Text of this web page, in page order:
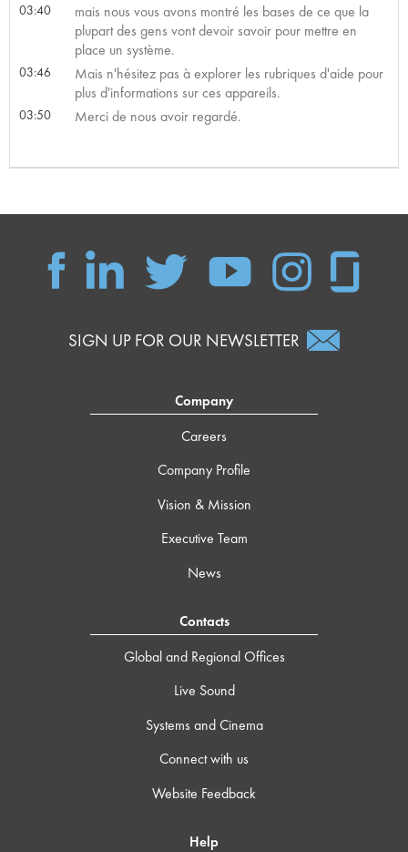
03:40
mais nous vous avons montré les bases de ce que la
plupart des gens vont devoir savoir pour mettre en
place un système.
03:46
Mais n'hésitez pas à explorer les rubriques d'aide pour
plus d'informations sur ces appareils.
03:50 Merci de nous avoir regardé.
SIGN UP FOR OUR NEWSLETTER
Company
Careers
Company Profile
Vision & Mission
Executive Team
News
Contacts
Global and Regional Offices
Live Sound
Systems and Cinema
Connect with us
Website Feedback
Help